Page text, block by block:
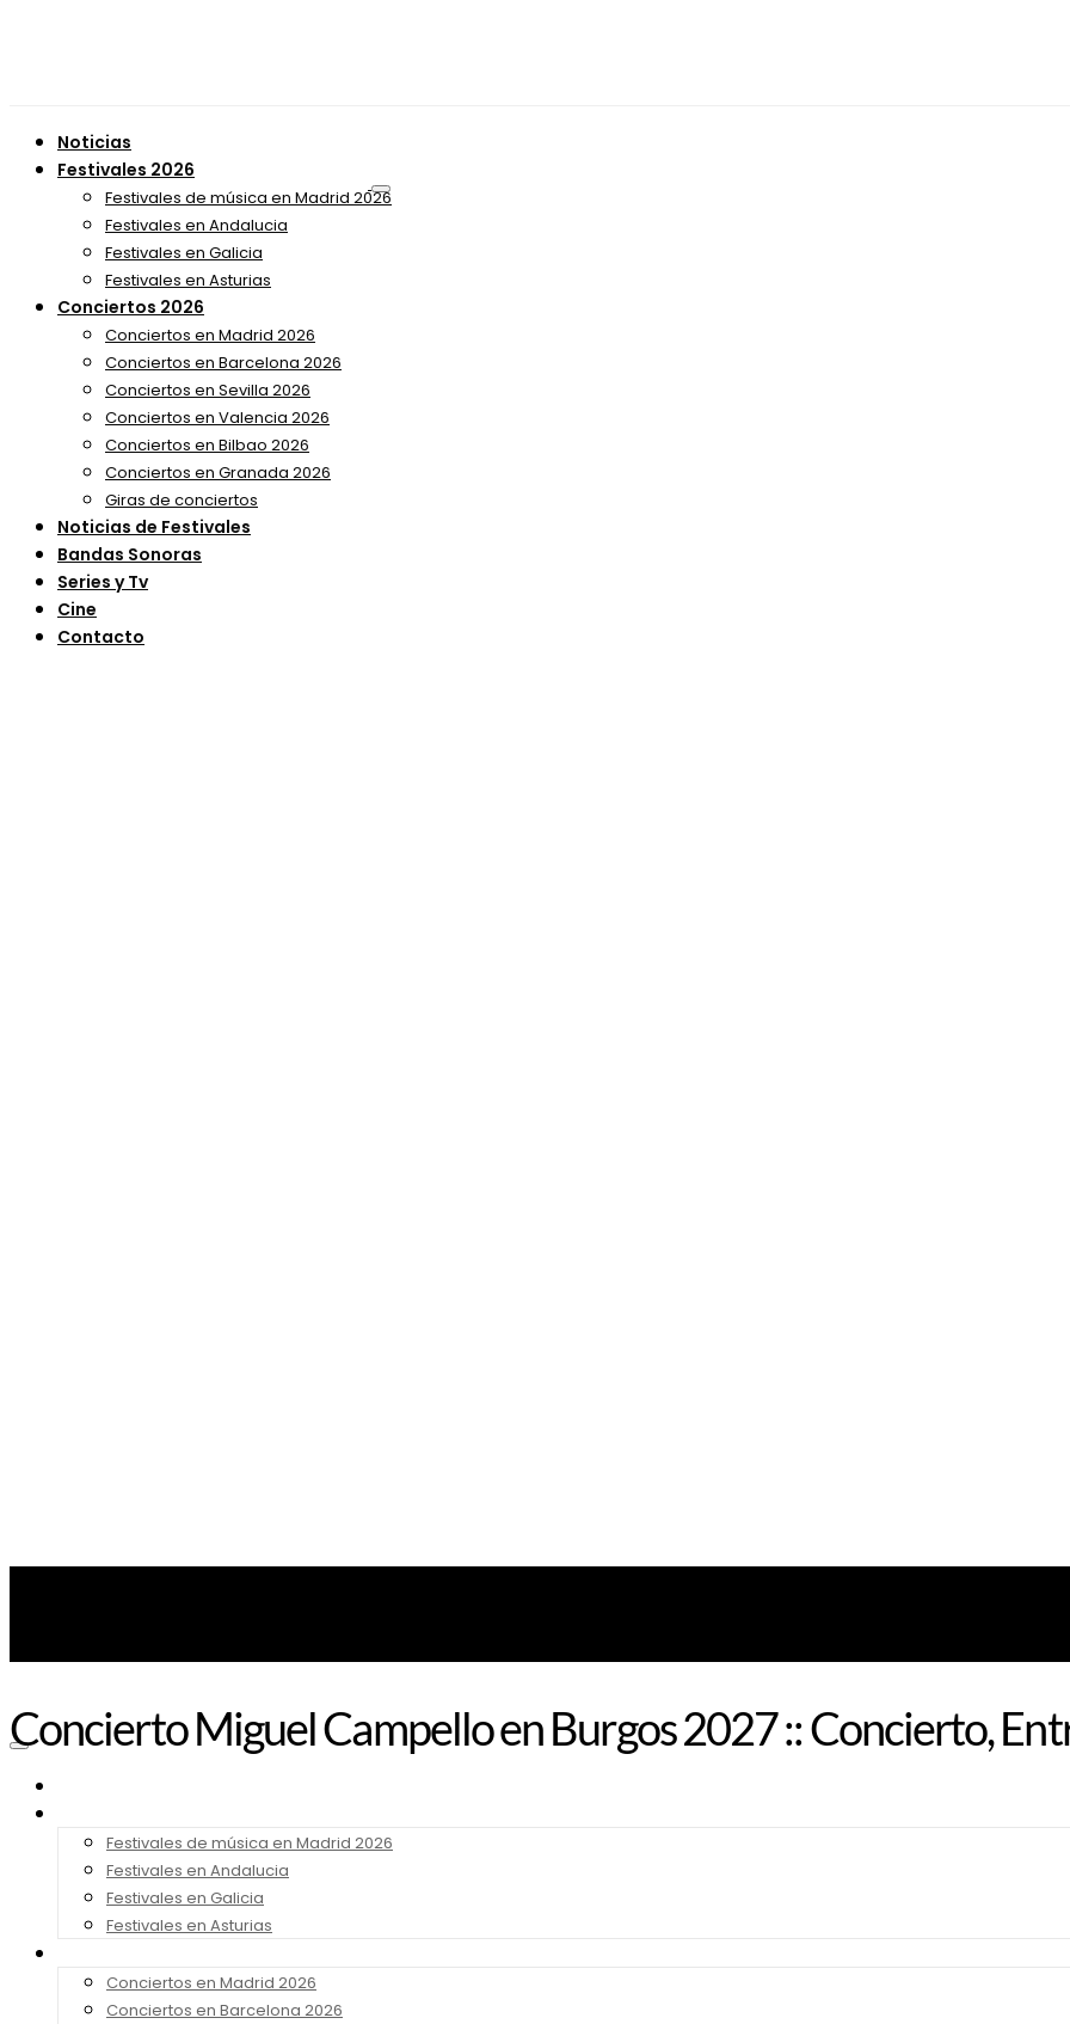
Noticias
Festivales 2026
Festivales de música en Madrid 2026
Festivales en Andalucia
Festivales en Galicia
Festivales en Asturias
Conciertos 2026
Conciertos en Madrid 2026
Conciertos en Barcelona 2026
Conciertos en Sevilla 2026
Conciertos en Valencia 2026
Conciertos en Bilbao 2026
Conciertos en Granada 2026
Giras de conciertos
Noticias de Festivales
Bandas Sonoras
Series y Tv
Cine
Contacto
Festivales de música en Madrid 2026
Festivales en Andalucia
Festivales en Galicia
Festivales en Asturias
Conciertos en Madrid 2026
Conciertos en Barcelona 2026
Concierto Miguel Campello en Burgos 2027 :: Concierto,